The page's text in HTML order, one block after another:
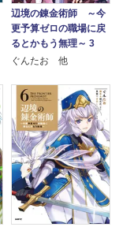
辺境の錬金術師 ～今
更予算ゼロの職場に戻
るとかもう無理～ 3
ぐんたお 他